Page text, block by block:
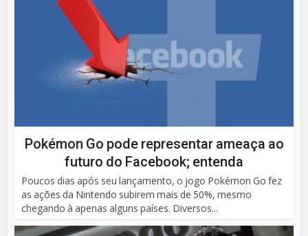
Pokémon Go pode representar ameaça ao
futuro do Facebook; entenda
Poucos dias após seu lançamento, o jogo Pokémon Go fez
as ações da Nintendo subirem mais de 50%, mesmo
chegando à apenas alguns países. Diversos...